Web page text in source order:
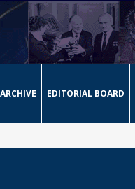
ARCHIVE EDITORIAL BOARD